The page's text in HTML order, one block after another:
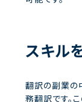
スキル
翻訳の副業の
務翻訳です。